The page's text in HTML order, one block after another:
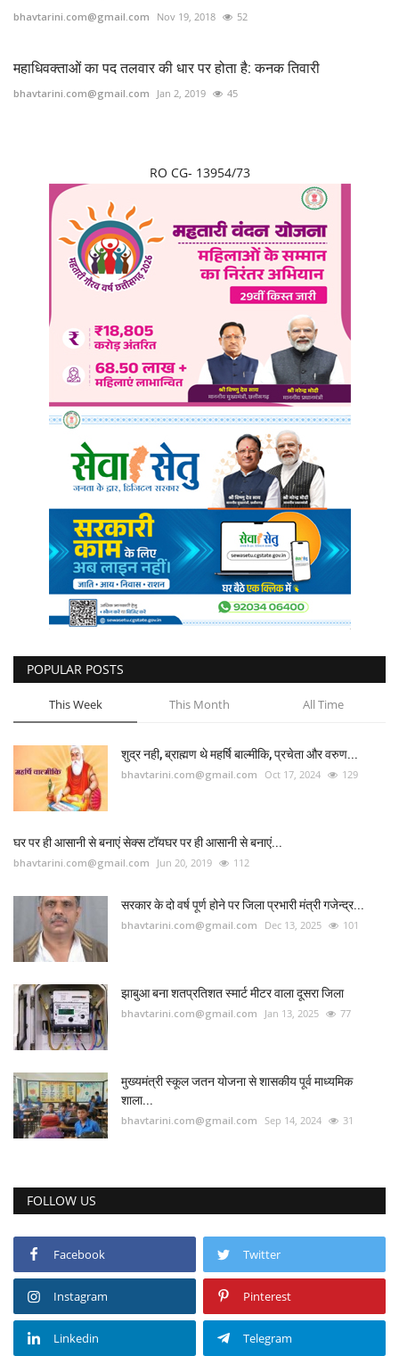
bhavtarini.com@gmail.com Nov 19, 2018 52
महाधिवक्ताओं का पद तलवार की धार पर होता है: कनक तिवारी
bhavtarini.com@gmail.com Jan 2, 2019 45
RO CG- 13954/73
POPULAR POSTS
This Week This Month All Time
शुद्र नही, ब्राह्मण थे महर्षि बाल्मीकि, प्रचेता और वरुण...
bhavtarini.com@gmail.com Oct 17, 2024 129
घर पर ही आसानी से बनाएं सेक्स टॉयघर पर ही आसानी से बनाएं...
bhavtarini.com@gmail.com Jun 20, 2019 112
सरकार के दो वर्ष पूर्ण होने पर जिला प्रभारी मंत्री गजेन्द्र...
bhavtarini.com@gmail.com Dec 13, 2025 101
झाबुआ बना शतप्रतिशत स्मार्ट मीटर वाला दूसरा जिला
bhavtarini.com@gmail.com Jan 13, 2025 77
मुख्यमंत्री स्कूल जतन योजना से शासकीय पूर्व माध्यमिक
शाला...
bhavtarini.com@gmail.com Sep 14, 2024 31
FOLLOW US
Facebook Twitter
Instagram Pinterest
Linkedin Telegram